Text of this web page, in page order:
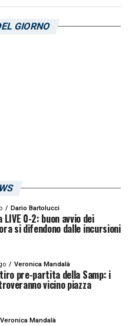
virtuale
Lega Serie A
le iscrizioni alla
eSerie A
utilizzando
PlayStation®4
di FIFA 21, il
SPORTS, potranno
fasi successive
elettrizzante
GIORNO
Dario Bartolucci
LIVE 0-2: buon avvio dei
si difendono dalle incursioni
Veronica Mandalà
pre-partita della Samp: i
vicino piazza
Veronica Mandalà